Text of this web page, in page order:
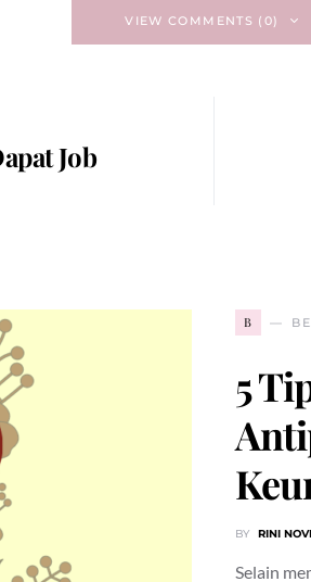
VIEW COMMENTS (0)
Job
B
5
BY RINI
Selain